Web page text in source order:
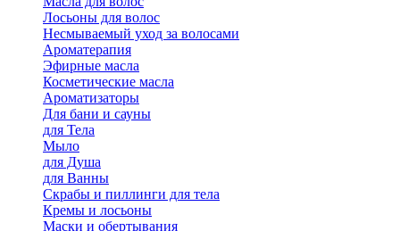
Лосьоны для волос
Несмываемый уход за волосами
Ароматерапия
Эфирные масла
Косметические масла
Ароматизаторы
Для бани и сауны
для Тела
Мыло
для Душа
для Ванны
Скрабы и пиллинги для тела
Кремы и лосьоны
Маски и обертывания